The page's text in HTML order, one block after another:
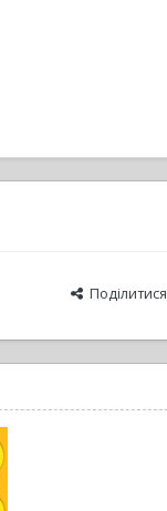
Поділитися